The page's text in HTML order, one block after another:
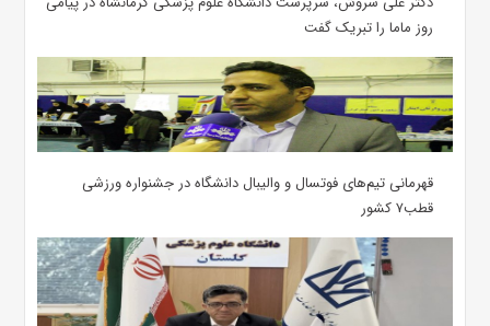
روز ماما را تبریک گفت
قهرمانی تیم‌های فوتسال و والیبال دانشگاه در جشنواره ورزشی
قطب۷ کشور